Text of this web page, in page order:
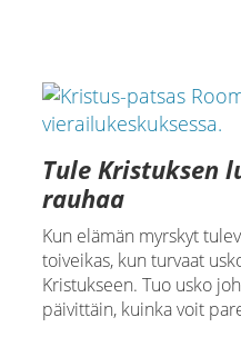
Tule Kristuksen
rauhaa
Kun elämän myrskyt
toiveikas, kun turvaat
Kristukseen. Tuo usko
päivittäin, kuinka voit